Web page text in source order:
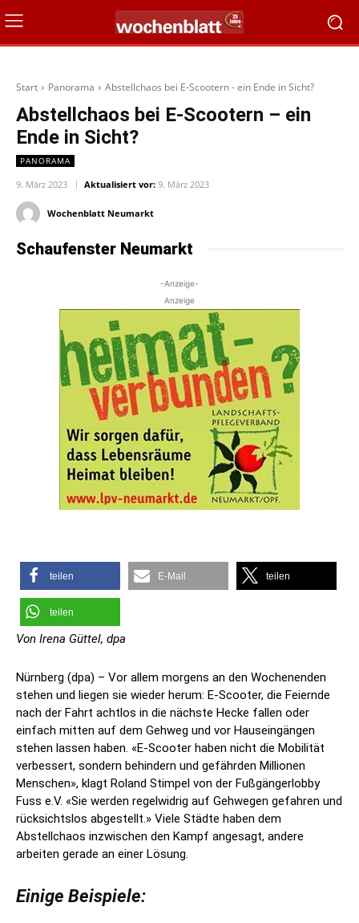
Start Panorama Abstellchaos bei E-Scootern - ein Ende in Sicht?
Abstellchaos bei E-Scootern – ein
Ende in Sicht?
PANORAMA
9. März 2023 Aktualisiert vor: 9. März 2023
Wochenblatt Neumarkt
Schaufenster Neumarkt
-Anzeige-
Anzeige
teilen E-Mail teilen
teilen
Von Irena Güttel, dpa
Nürnberg (dpa) – Vor allem morgens an den Wochenenden
stehen und liegen sie wieder herum: E-Scooter, die Feiernde
nach der Fahrt achtlos in die nächste Hecke fallen oder
einfach mitten auf dem Gehweg und vor Hauseingängen
stehen lassen haben. «E-Scooter haben nicht die Mobilität
verbessert, sondern behindern und gefährden Millionen
Menschen», klagt Roland Stimpel von der Fußgängerlobby
Fuss e.V. «Sie werden regelwidrig auf Gehwegen gefahren und
rücksichtslos abgestellt.» Viele Städte haben dem
Abstellchaos inzwischen den Kampf angesagt, andere
arbeiten gerade an einer Lösung.
Einige Beispiele: